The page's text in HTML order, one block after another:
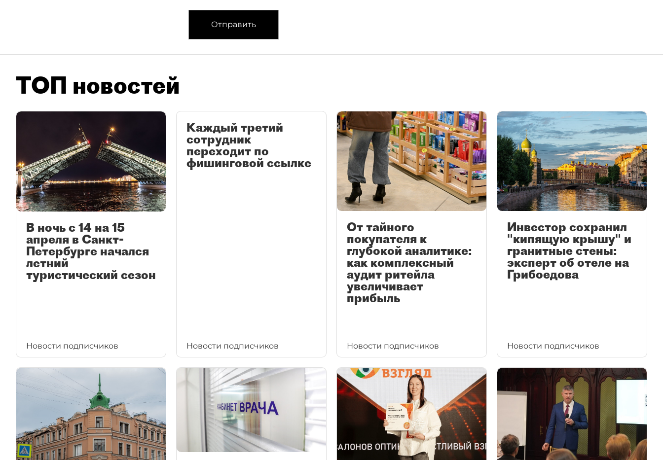
Отправить
ТОП новостей
В ночь с 14 на 15
апреля в Санкт-
Петербурге начался
летний
туристический сезон
Новости подписчиков
Каждый третий
сотрудник
переходит по
фишинговой ссылке
Новости подписчиков
От тайного
покупателя к
глубокой аналитике:
как комплексный
аудит ритейла
увеличивает
прибыль
Новости подписчиков
Инвестор сохранил
"кипящую крышу" и
гранитные стены:
эксперт об отеле на
Грибоедова
Новости подписчиков